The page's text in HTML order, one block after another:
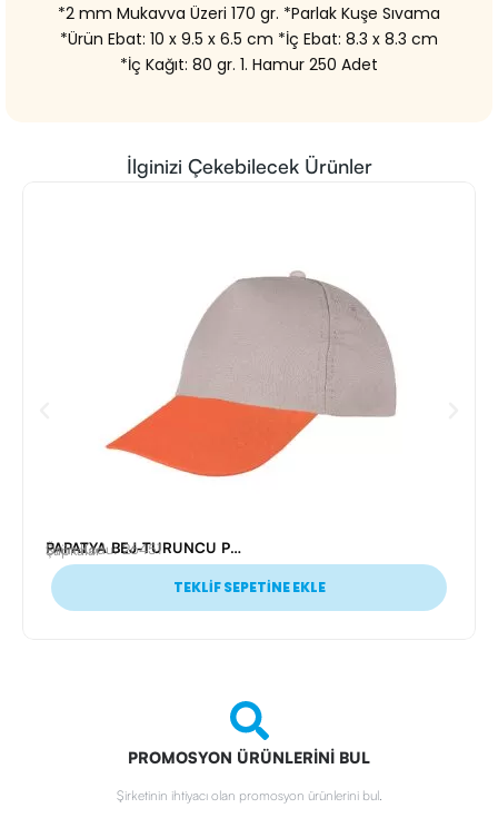
*2 mm Mukavva Üzeri 170 gr. *Parlak Kuşe Sıvama
*Ürün Ebat: 10 x 9.5 x 6.5 cm *İç Ebat: 8.3 x 8.3 cm
*İç Kağıt: 80 gr. 1. Hamur 250 Adet
İlginizi Çekebilecek Ürünler
PAPATYA BEJ-TURUNCU POLYESTER ŞAPKA
Ürün Kodu: 26451
Şapkalar
TEKLİF SEPETİNE EKLE
PROMOSYON ÜRÜNLERİNİ BUL
Şirketinin ihtiyacı olan promosyon ürünlerini bul.